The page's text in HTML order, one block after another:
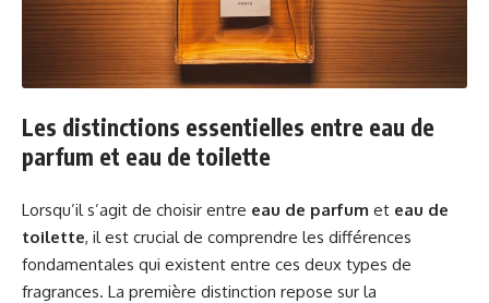
Les distinctions essentielles entre eau de
parfum et eau de toilette
Lorsqu’il s’agit de choisir entre eau de parfum et eau de
toilette, il est crucial de comprendre les différences
fondamentales qui existent entre ces deux types de
fragrances. La première distinction repose sur la